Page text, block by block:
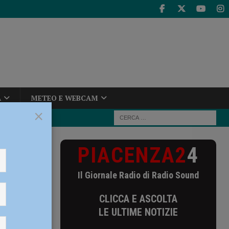
METEO E WEBCAM
e il Gruppo
e il
PIACENZA24
Il Giornale Radio di Radio Sound
CLICCA E ASCOLTA
LE ULTIME NOTIZIE
×